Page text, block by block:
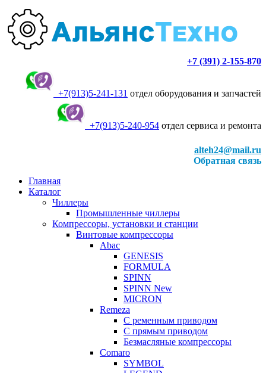
+7 (391) 2-155-870
+7(913)5-241-131 отдел оборудования и запчастей
+7(913)5-240-954 отдел сервиса и ремонта
alteh24@mail.ru
Обратная связь
Главная
Каталог
Чиллеры
Промышленные чиллеры
Компрессоры, установки и станции
Винтовые компрессоры
Abac
GENESIS
FORMULA
SPINN
SPINN New
MICRON
Remeza
С ременным приводом
С прямым приводом
Безмасляные компрессоры
Comaro
SYMBOL